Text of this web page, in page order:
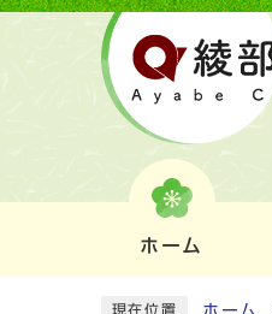
ホーム
現在位置 ホーム